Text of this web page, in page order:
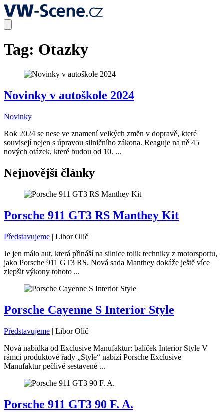
Tag: Otazky
Novinky v autoškole 2024
Novinky
Rok 2024 se nese ve znamení velkých změn v dopravě, které
souvisejí nejen s úpravou silničního zákona. Reaguje na ně 45
nových otázek, které budou od 10. ...
Nejnovější články
Porsche 911 GT3 RS Manthey Kit
Představujeme | Libor Olič
Je jen málo aut, která přináší na silnice tolik techniky z motorsportu,
jako Porsche 911 GT3 RS. Nová sada Manthey dokáže ještě více
zlepšit výkony tohoto ...
Porsche Cayenne S Interior Style
Představujeme | Libor Olič
Nová nabídka od Exclusive Manufaktur: balíček Interior Style V
rámci produktové řady „Style“ nabízí Porsche Exclusive
Manufaktur pečlivě sestavené ...
Porsche 911 GT3 90 F. A.